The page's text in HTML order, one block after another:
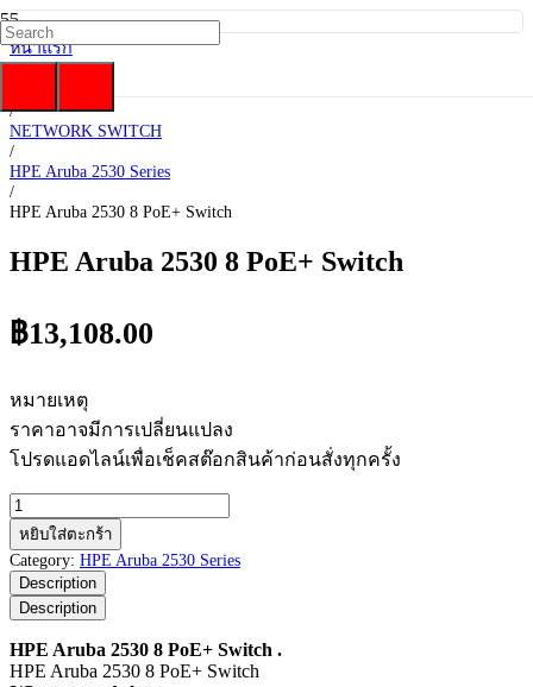
หน้าแรก
/
/
NETWORK SWITCH
/
HPE Aruba 2530 Series
/
HPE Aruba 2530 8 PoE+ Switch
HPE Aruba 2530 8 PoE+ Switch
฿13,108.00
หมายเหตุ
ราคาอาจมีการเปลี่ยนแปลง
โปรดแอดไลน์เพื่อเช็คสต๊อกสินค้าก่อนสั่งทุกครั้ง
จำนวน
HPE
Aruba
2530
8
PoE+
Switch
ชิ้น
หยิบใส่ตะกร้า
Category: HPE Aruba 2530 Series
Description
Description
HPE Aruba 2530 8 PoE+ Switch .
HPE Aruba 2530 8 PoE+ Switch